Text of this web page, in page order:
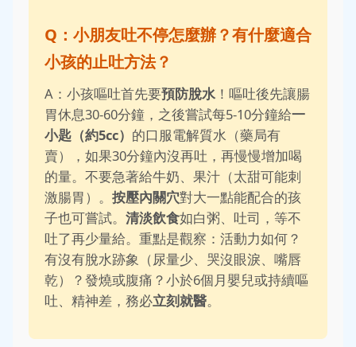
Q：小朋友吐不停怎麼辦？有什麼適合
小孩的止吐方法？
A：小孩嘔吐首先要預防脫水 ！嘔吐後先讓腸
胃休息30-60分鐘，之後嘗試每5-10分鐘給一
小匙（約5cc） 的口服電解質水（藥局有
賣），如果30分鐘內沒再吐，再慢慢增加喝
的量。不要急著給牛奶、果汁（太甜可能刺
激腸胃）。 按壓內關穴對大一點能配合的孩
子也可嘗試。 清淡飲食如白粥、吐司，等不
吐了再少量給。重點是觀察：活動力如何？
有沒有脫水跡象（尿量少、哭沒眼淚、嘴唇
乾）？發燒或腹痛？小於6個月嬰兒或持續嘔
吐、精神差，務必立刻就醫。